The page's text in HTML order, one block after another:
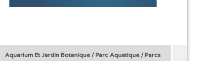
Aquarium Et Jardin Botanique / Parc Aquatique / Parcs